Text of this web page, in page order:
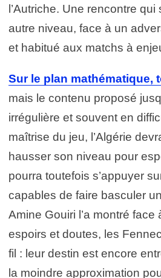
l’Autriche. Une rencontre qui
autre niveau, face à un
et habitué aux matchs à
Sur le plan mathématique,
mais le contenu proposé
irrégulière et souvent en
maîtrise du jeu, l’Algérie
hausser son niveau pour
pourra toutefois s’appuyer
capables de faire basculer
Amine Gouiri l’a montré face
espoirs et doutes, les
fil : leur destin est encore
la moindre approximation